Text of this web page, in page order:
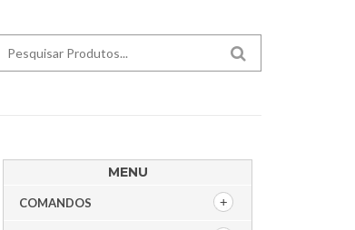
Search for:
MENU
COMANDOS